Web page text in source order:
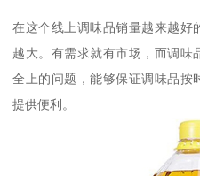
在这个线上调味品销量越来越好
越大。有需求就有市场，而调味
全上的问题，能够保证调味品按
提供便利。